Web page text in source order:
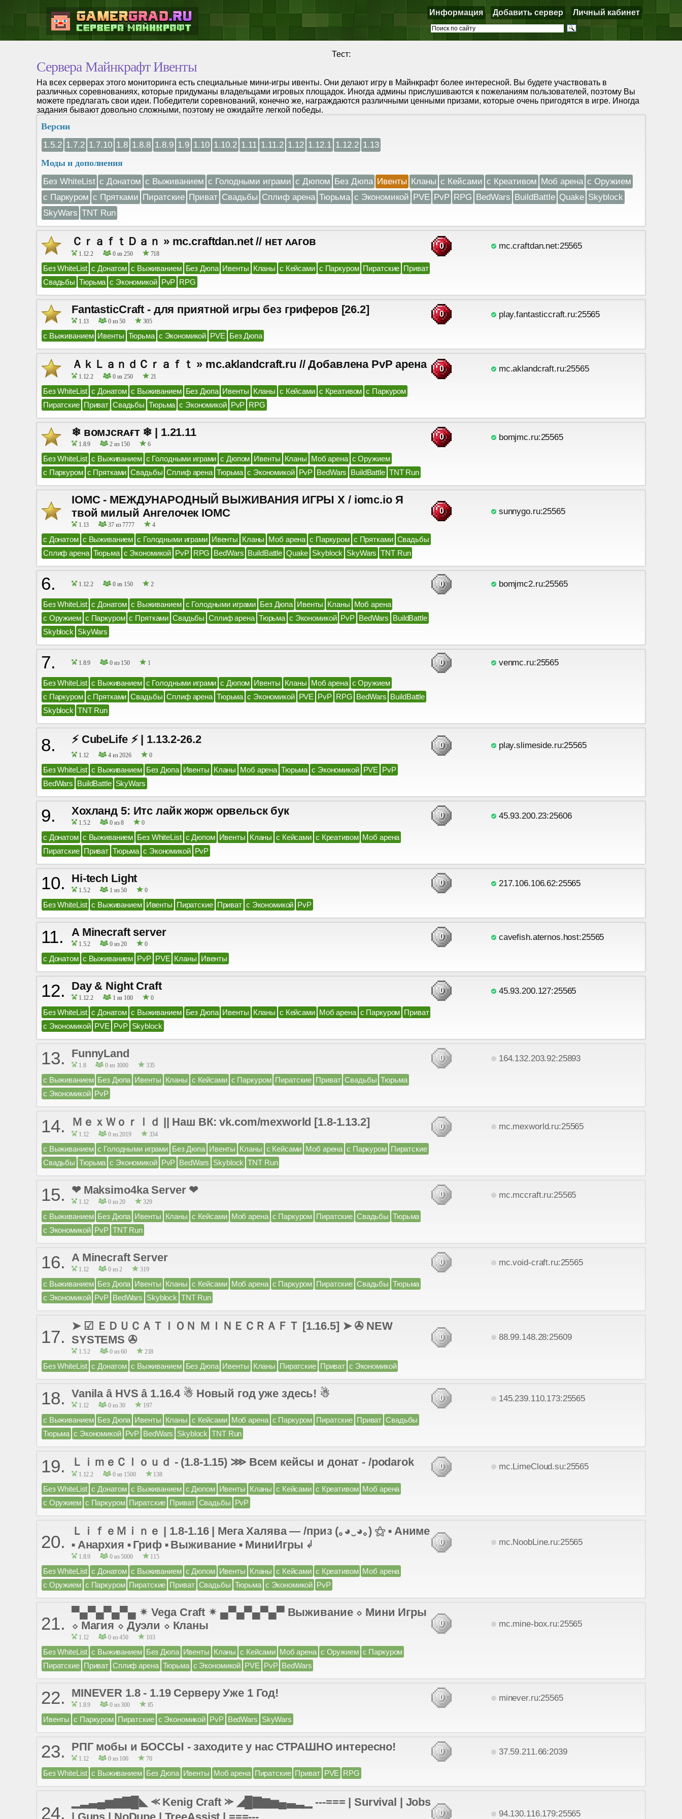
Информация Добавить сервер Личный кабинет
Тест:
Сервера Майнкрафт Ивенты
На всех серверах этого мониторинга есть специальные мини-игры ивенты. Они делают игру в Майнкрафт более интересной. Вы будете участвовать в
различных соревнованиях, которые придуманы владельцами игровых площадок. Иногда админы прислушиваются к пожеланиям пользователей, поэтому Вы
можете предлагать свои идеи. Победители соревнований, конечно же, награждаются различными ценными призами, которые очень пригодятся в игре. Иногда
задания бывают довольно сложными, поэтому не ожидайте легкой победы.
Версии
1.5.2 1.7.2 1.7.10 1.8 1.8.8 1.8.9 1.9 1.10 1.10.2 1.11 1.11.2 1.12 1.12.1 1.12.2 1.13
Моды и дополнения
Без WhiteList с Донатом с Выживанием с Голодными играми с Дюпом Без Дюпа Ивенты Кланы с Кейсами с Креативом Моб арена с Оружием
с Паркуром с Прятками Пиратские Приват Свадьбы Сплиф арена Тюрьма с Экономикой PVE PvP RPG BedWars BuildBattle Quake Skyblock
SkyWars TNT Run
ＣｒａｆｔＤａｎ » mc.craftdan.net // нᴇᴛ ᴧᴀᴦоʙ
1.12.2 0 из 250 718
0 mc.craftdan.net:25565
Без WhiteList с Донатом с Выживанием Без Дюпа Ивенты Кланы с Кейсами с Паркуром Пиратские Приват
Свадьбы Тюрьма с Экономикой PvP RPG
FantasticCraft - для приятной игры без гриферов [26.2]
1.13 0 из 50 305
0 play.fantasticcraft.ru:25565
с Выживанием Ивенты Тюрьма с Экономикой PVE Без Дюпа
ＡｋＬａｎｄＣｒａｆｔ » mc.aklandcraft.ru // Добавлена PvP арена
1.12.2 0 из 250 21
0 mc.aklandcraft.ru:25565
Без WhiteList с Донатом с Выживанием Без Дюпа Ивенты Кланы с Кейсами с Креативом с Паркуром
Пиратские Приват Свадьбы Тюрьма с Экономикой PvP RPG
❄ ʙᴏᴍᴊᴄʀᴀғᴛ ❄ | 1.21.11
1.8.9 2 из 150 6
0 bomjmc.ru:25565
Без WhiteList с Выживанием с Голодными играми с Дюпом Ивенты Кланы Моб арена с Оружием
с Паркуром с Прятками Свадьбы Сплиф арена Тюрьма с Экономикой PvP BedWars BuildBattle TNT Run
IOMC - МЕЖДУНАРОДНЫЙ ВЫЖИВАНИЯ ИГРЫ X / iomc.io Я
твой милый Ангелочек IOMC
1.13 37 из 7777 4
0 sunnygo.ru:25565
с Донатом с Выживанием с Голодными играми Ивенты Кланы Моб арена с Паркуром с Прятками Свадьбы
Сплиф арена Тюрьма с Экономикой PvP RPG BedWars BuildBattle Quake Skyblock SkyWars TNT Run
6. 1.12.2 0 из 150 2 0 bomjmc2.ru:25565
Без WhiteList с Донатом с Выживанием с Голодными играми Без Дюпа Ивенты Кланы Моб арена
с Оружием с Паркуром с Прятками Свадьбы Сплиф арена Тюрьма с Экономикой PvP BedWars BuildBattle
Skyblock SkyWars
7. 1.8.9 0 из 150 1 0 venmc.ru:25565
Без WhiteList с Выживанием с Голодными играми с Дюпом Ивенты Кланы Моб арена с Оружием
с Паркуром с Прятками Свадьбы Сплиф арена Тюрьма с Экономикой PVE PvP RPG BedWars BuildBattle
Skyblock TNT Run
8. ⚡ CubeLife ⚡ | 1.13.2-26.2
1.12 4 из 2026 0
0 play.slimeside.ru:25565
Без WhiteList с Выживанием Без Дюпа Ивенты Кланы Моб арена Тюрьма с Экономикой PVE PvP
BedWars BuildBattle SkyWars
9. Хохланд 5: Итс лайк жорж орвельск бук
1.5.2 0 из 8 0
0 45.93.200.23:25606
с Донатом с Выживанием Без WhiteList с Дюпом Ивенты Кланы с Кейсами с Креативом Моб арена
Пиратские Приват Тюрьма с Экономикой PvP
10. Hi-tech Light
1.5.2 1 из 50 0
0 217.106.106.62:25565
Без WhiteList с Выживанием Ивенты Пиратские Приват с Экономикой PvP
11. A Minecraft server
1.5.2 0 из 20 0
0 cavefish.aternos.host:25565
с Донатом с Выживанием PvP PVE Кланы Ивенты
12. Day & Night Craft
1.12.2 1 из 100 0
0 45.93.200.127:25565
Без WhiteList с Донатом с Выживанием Без Дюпа Ивенты Кланы с Кейсами Моб арена с Паркуром Приват
с Экономикой PVE PvP Skyblock
13. FunnyLand
1.8 0 из 1000 335
0 164.132.203.92:25893
с Выживанием Без Дюпа Ивенты Кланы с Кейсами с Паркуром Пиратские Приват Свадьбы Тюрьма
с Экономикой PvP
14. ＭｅｘＷｏｒｌｄ || Наш ВК: vk.com/mexworld [1.8-1.13.2]
1.12 0 из 2019 334
0 mc.mexworld.ru:25565
с Выживанием с Голодными играми Без Дюпа Ивенты Кланы с Кейсами Моб арена с Паркуром Пиратские
Свадьбы Тюрьма с Экономикой PvP BedWars Skyblock TNT Run
15. ❤ Maksimo4ka Server ❤
1.12 0 из 20 329
0 mc.mccraft.ru:25565
с Выживанием Без Дюпа Ивенты Кланы с Кейсами Моб арена с Паркуром Пиратские Свадьбы Тюрьма
с Экономикой PvP TNT Run
16. A Minecraft Server
1.12 0 из 2 319
0 mc.void-craft.ru:25565
с Выживанием Без Дюпа Ивенты Кланы с Кейсами Моб арена с Паркуром Пиратские Свадьбы Тюрьма
с Экономикой PvP BedWars Skyblock TNT Run
17.
➤ ☑ ＥＤＵＣＡＴＩＯＮ ＭＩＮＥＣＲＡＦＴ [1.16.5] ➤ ✇ NEW
SYSTEMS ✇
1.5.2 0 из 60 218
0 88.99.148.28:25609
Без WhiteList с Донатом с Выживанием Без Дюпа Ивенты Кланы Пиратские Приват с Экономикой
18. Vanila â HVS â 1.16.4 ☃ Новый год уже здесь! ☃
1.12 0 из 30 197
0 145.239.110.173:25565
с Выживанием Без Дюпа Ивенты Кланы с Кейсами Моб арена с Паркуром Пиратские Приват Свадьбы
Тюрьма с Экономикой PvP BedWars Skyblock TNT Run
19. ＬｉｍｅＣｌｏｕｄ - (1.8-1.15) ⋙ Всем кейсы и донат - /podarok
1.12.2 0 из 1500 138
0 mc.LimeCloud.su:25565
Без WhiteList с Донатом с Выживанием с Дюпом Ивенты Кланы с Кейсами с Креативом Моб арена
с Оружием с Паркуром Пиратские Приват Свадьбы PvP
20.
ＬｉｆｅＭｉｎｅ | 1.8-1.16 | Мега Халява — /приз (｡◕‿◕｡) ⚝ ⬝ Аниме
⬝ Анархия ⬝ Гриф ⬝ Выживание ⬝ МиниИгры ↲
1.8.9 0 из 5000 115
0 mc.NoobLine.ru:25565
Без WhiteList с Донатом с Выживанием с Дюпом Ивенты Кланы с Кейсами с Креативом Моб арена
с Оружием с Паркуром Пиратские Приват Свадьбы Тюрьма с Экономикой PvP
21.
▀▄▀▄▀▄▀▄ ✴ Vega Craft ✴ ▄▀▄▀▄▀▄▀ Выживание ⬦ Мини Игры
⬦ Магия ⬦ Дуэли ⬦ Кланы
1.12 0 из 450 103
0 mc.mine-box.ru:25565
Без WhiteList с Выживанием Без Дюпа Ивенты Кланы с Кейсами Моб арена с Оружием с Паркуром
Пиратские Приват Сплиф арена Тюрьма с Экономикой PVE PvP BedWars
22. MINEVER 1.8 - 1.19 Серверу Уже 1 Год!
1.8.9 0 из 300 85
0 minever.ru:25565
Ивенты с Паркуром Пиратские с Экономикой PvP BedWars SkyWars
23. РПГ мобы и БОССЫ - заходите у нас СТРАШНО интересно!
1.12 0 из 100 70
0 37.59.211.66:2039
Без WhiteList с Выживанием Без Дюпа Ивенты Моб арена Пиратские Приват PVE RPG
24.
▁▂▃▄▅▆▇█◣ ⪻ Kenig Craft ⪼ ◢█▇▆▅▄▃▂▁ ---=== | Survival | Jobs
0 94.130.116.179:25565